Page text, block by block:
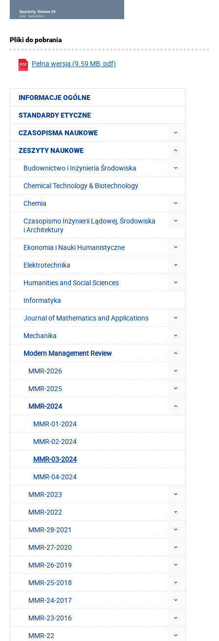
INFORMACJE OGÓLNE
STANDARDY ETYCZNE
CZASOPISMA NAUKOWE
ZESZYTY NAUKOWE
Budownictwo i Inżynieria Środowiska
Chemical Technology & Biotechnology
Chemia
Czasopismo Inżynierii Lądowej, Środowiska
i Architektury
Ekonomia i Nauki Humanistyczne
Elektrotechnika
Humanities and Social Sciences
Informatyka
Journal of Mathematics and Applications
Mechanika
Modern Management Review
MMR-2026
MMR-2025
MMR-2024
MMR-01-2024
MMR-02-2024
MMR-03-2024
MMR-04-2024
MMR-2023
MMR-2022
MMR-28-2021
MMR-27-2020
MMR-26-2019
MMR-25-2018
MMR-24-2017
MMR-23-2016
MMR-22
Pliki do pobrania
Pełna wersja (9.59 MB, pdf)